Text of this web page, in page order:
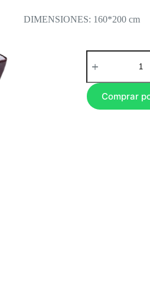
DIMENSIONES: 160*200 cm
Comprar